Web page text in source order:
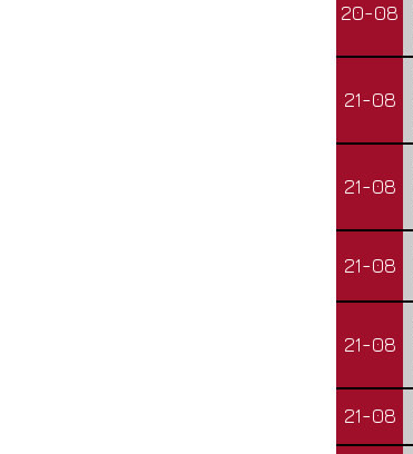
20-08
21-08
21-08
21-08
21-08
21-08